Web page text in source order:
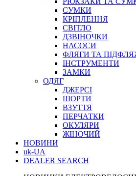
СУМКИ
КРІПЛЕННЯ
СВІТЛО
ДЗВІНОЧКИ
НАСОСИ
ФЛЯГИ ТА
ІНСТРУМЕНТИ
ЗАМКИ
ОДЯГ
ДЖЕРСІ
ШОРТИ
ВЗУТТЯ
ПЕРЧАТКИ
ОКУЛЯРИ
ЖІНОЧИЙ
НОВИНИ
uk-UA
DEALER SEARCH